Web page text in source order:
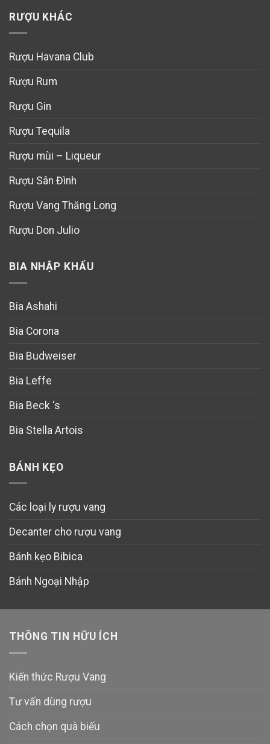
RƯỢU KHÁC
Rượu Havana Club
Rượu Rum
Rượu Gin
Rượu Tequila
Rượu mùi – Liqueur
Rượu Sân Đình
Rượu Vang Thăng Long
Rượu Don Julio
BIA NHẬP KHẨU
Bia Ashahi
Bia Corona
Bia Budweiser
Bia Leffe
Bia Beck ‘s
Bia Stella Artois
BÁNH KẸO
Các loại ly rượu vang
Decanter cho rượu vang
Bánh kẹo Bibica
Bánh Ngoại Nhập
THÔNG TIN HỮU ÍCH
Kiến thức Rượu Vang
Tư vấn dùng rượu
Cách chọn quà biếu